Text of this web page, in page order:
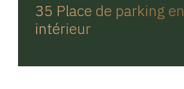
35 Place de parking en
intérieur